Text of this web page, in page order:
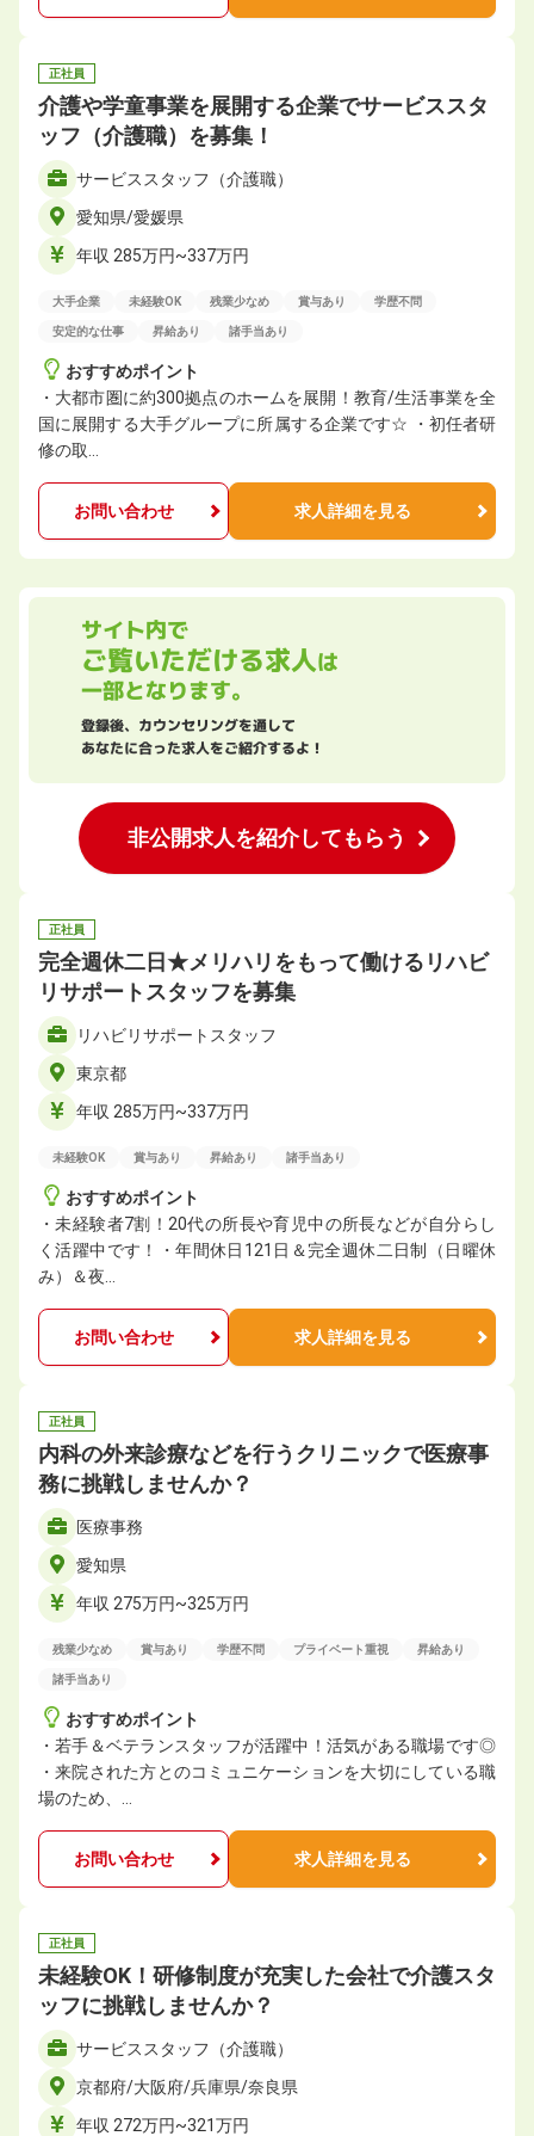
正社員
介護や学童事業を展開する企業でサービススタ
ッフ（介護職）を募集！
サービススタッフ（介護職）
愛知県/愛媛県
年収 285万円~337万円
大手企業 未経験OK 残業少なめ 賞与あり 学歴不問
安定的な仕事 昇給あり 諸手当あり
おすすめポイント
・大都市圏に約300拠点のホームを展開！教育/生活事業を全
国に展開する大手グループに所属する企業です☆ ・初任者研
修の取…
お問い合わせ 求人詳細を見る
サイト内で
ご覧いただける求人は
一部となります。
登録後、カウンセリングを通して
あなたに合った求人をご紹介するよ！
非公開求人を紹介してもらう
正社員
完全週休二日★メリハリをもって働けるリハビ
リサポートスタッフを募集
リハビリサポートスタッフ
東京都
年収 285万円~337万円
未経験OK 賞与あり 昇給あり 諸手当あり
おすすめポイント
・未経験者7割！20代の所長や育児中の所長などが自分らし
く活躍中です！・年間休日121日＆完全週休二日制（日曜休
み）＆夜…
お問い合わせ 求人詳細を見る
正社員
内科の外来診療などを行うクリニックで医療事
務に挑戦しませんか？
医療事務
愛知県
年収 275万円~325万円
残業少なめ 賞与あり 学歴不問 プライベート重視 昇給あり
諸手当あり
おすすめポイント
・若手＆ベテランスタッフが活躍中！活気がある職場です◎
・来院された方とのコミュニケーションを大切にしている職
場のため、…
お問い合わせ 求人詳細を見る
正社員
未経験OK！研修制度が充実した会社で介護スタ
ッフに挑戦しませんか？
サービススタッフ（介護職）
京都府/大阪府/兵庫県/奈良県
年収 272万円~321万円